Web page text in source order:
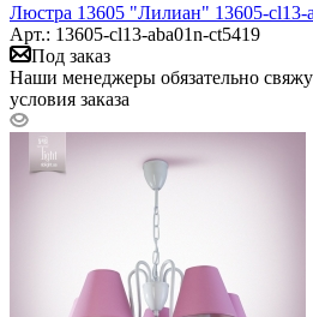
Люстра 13605 "Лилиан" 13605-cl13-
Арт.: 13605-cl13-aba01n-ct5419
Под заказ
Наши менеджеры обязательно
условия заказа